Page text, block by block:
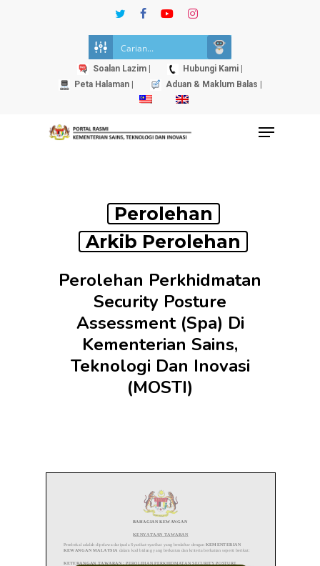
twitterfacebookyoutubeinstagram
Soalan Lazim |
Hubungi Kami |
Peta Halaman |
Aduan & Maklum Balas |
Menu
Perolehan
Arkib Perolehan
Perolehan Perkhidmatan
Security Posture
Assessment (Spa) Di
Kementerian Sains,
Teknologi Dan Inovasi
(MOSTI)